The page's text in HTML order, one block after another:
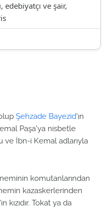
edebiyatçı ve şair,
Şehzade Bayezid'ın
Paşa'ya nisbetle
ve İbn-i Kemal adlarıyla
komutanlarından
kazaskerlerinden
Tokat ya da